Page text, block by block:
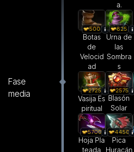
a.
500
Botas
de
Velocid
ad
825
Urna de
las
Sombra
s
Fase
media
2725
Vasija Es
piritual
2575
Blasón
Solar
5700
Hoja Pla
teada
4450
Pica
Huracán